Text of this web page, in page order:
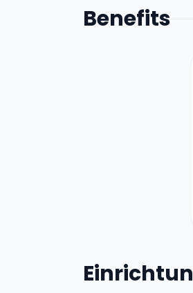
Benefits